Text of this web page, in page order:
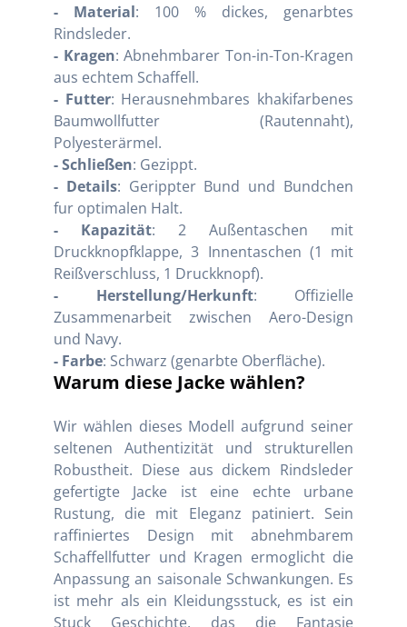
- Material: 100 % dickes, genarbtes
Rindsleder.
- Kragen: Abnehmbarer Ton-in-Ton-Kragen
aus echtem Schaffell.
- Futter: Herausnehmbares khakifarbenes
Baumwollfutter (Rautennaht),
Polyesterärmel.
- Schließen: Gezippt.
- Details: Gerippter Bund und Bundchen
fur optimalen Halt.
- Kapazität: 2 Außentaschen mit
Druckknopfklappe, 3 Innentaschen (1 mit
Reißverschluss, 1 Druckknopf).
- Herstellung/Herkunft: Offizielle
Zusammenarbeit zwischen Aero-Design
und Navy.
- Farbe: Schwarz (genarbte Oberfläche).
Warum diese Jacke wählen?
Wir wählen dieses Modell aufgrund seiner
seltenen Authentizität und strukturellen
Robustheit. Diese aus dickem Rindsleder
gefertigte Jacke ist eine echte urbane
Rustung, die mit Eleganz patiniert. Sein
raffiniertes Design mit abnehmbarem
Schaffellfutter und Kragen ermoglicht die
Anpassung an saisonale Schwankungen. Es
ist mehr als ein Kleidungsstuck, es ist ein
Stuck Geschichte, das die Fantasie